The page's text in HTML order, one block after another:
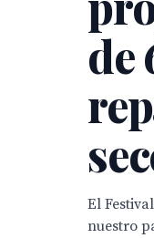
de
El
nuestro